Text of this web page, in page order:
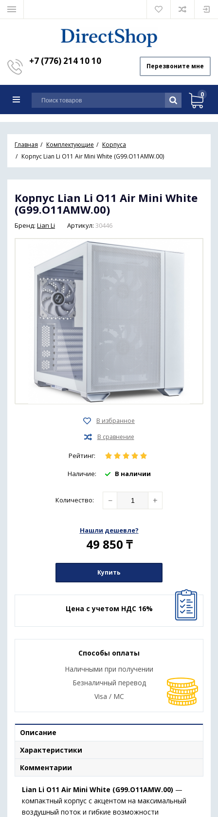
+7 (776) 214 10 10 Перезвоните мне
0
Главная Комплектующие
Корпуса
Корпус Lian Li O11 Air Mini White (G99.O11AMW.00)
Корпус Lian Li O11 Air Mini White
(G99.O11AMW.00)
Бренд: Lian Li Артикул: 30446
Рейтинг:
Наличие: В наличии
Количество: − +
Нашли дешевле?
49 850 ₸
Купить
Цена с учетом НДС 16%
Способы оплаты
Наличными при получении
Безналичный перевод
Visa / MC
Описание
Характеристики
Комментарии
Lian Li O11 Air Mini White (G99.O11AMW.00) —
компактный корпус с акцентом на максимальный
воздушный поток и гибкие возможности